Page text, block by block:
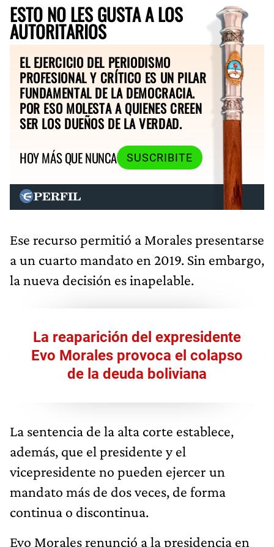
ESTO NO LES GUSTA A LOS
AUTORITARIOS
EL EJERCICIO DEL PERIODISMO
PROFESIONAL Y CRÍTICO ES UN PILAR
FUNDAMENTAL DE LA DEMOCRACIA.
POR ESO MOLESTA A QUIENES CREEN
SER LOS DUEÑOS DE LA VERDAD.
HOY MÁS QUE NUNCA
SUSCRIBITE
Ese recurso permitió a Morales presentarse
a un cuarto mandato en 2019. Sin embargo,
la nueva decisión es inapelable.
La reaparición del expresidente
Evo Morales provoca el colapso
de la deuda boliviana
La sentencia de la alta corte establece,
además, que el presidente y el
vicepresidente no pueden ejercer un
mandato más de dos veces, de forma
continua o discontinua.
Evo Morales renunció a la presidencia en